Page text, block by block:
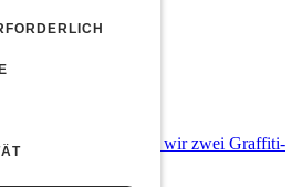
Im September führen wir zwei Graffiti-
durch.